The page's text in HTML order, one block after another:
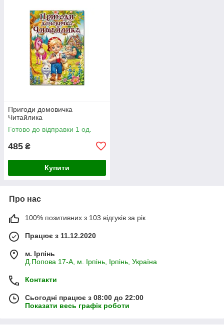
Пригоди домовичка
Читайлика
Готово до відправки 1 од.
485 ₴
Купити
Про нас
100% позитивних з 103 відгуків за рік
Працює з 11.12.2020
м. Ірпінь
Д.Попова 17-А, м. Ірпінь, Ірпінь, Україна
Контакти
Сьогодні працює з 08:00 до 22:00
Показати весь графік роботи